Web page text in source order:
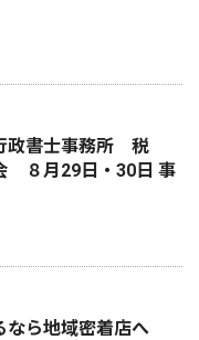
政書士事務所 税
８月29日・30日 事
ら地域密着店へ